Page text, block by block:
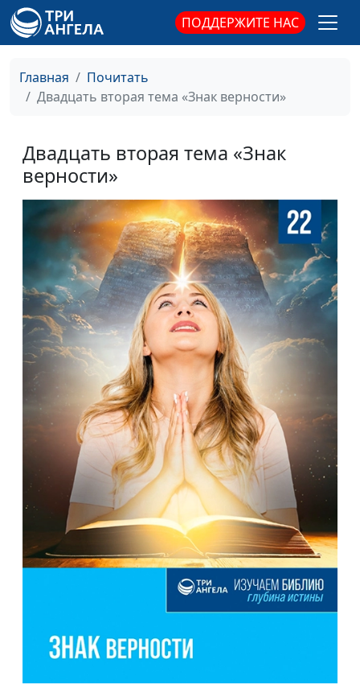
ПОДДЕРЖИТЕ НАС
Главная
Почитать
Двадцать вторая тема «Знак верности»
Двадцать вторая тема «Знак
верности»